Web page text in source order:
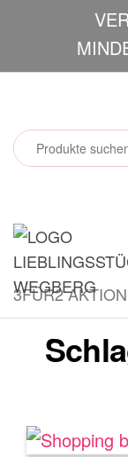
springen
3FÜR2 AKTION